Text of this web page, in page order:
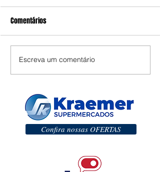
Comentários
Escreva um comentário
Confira nossas OFERTAS